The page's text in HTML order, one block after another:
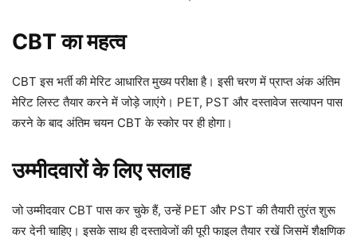
CBT का महत्व
CBT इस भर्ती की मेरिट आधारित मुख्य परीक्षा है। इसी चरण में प्राप्त अंक अंतिम
मेरिट लिस्ट तैयार करने में जोड़े जाएंगे। PET, PST और दस्तावेज सत्यापन पास
करने के बाद अंतिम चयन CBT के स्कोर पर ही होगा।
उम्मीदवारों के लिए सलाह
जो उम्मीदवार CBT पास कर चुके हैं, उन्हें PET और PST की तैयारी तुरंत शुरू
कर देनी चाहिए। इसके साथ ही दस्तावेजों की पूरी फाइल तैयार रखें जिसमें शैक्षणिक